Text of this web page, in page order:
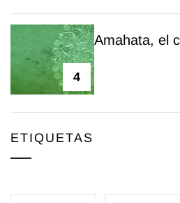
4
Amahata, el
ETIQUETAS